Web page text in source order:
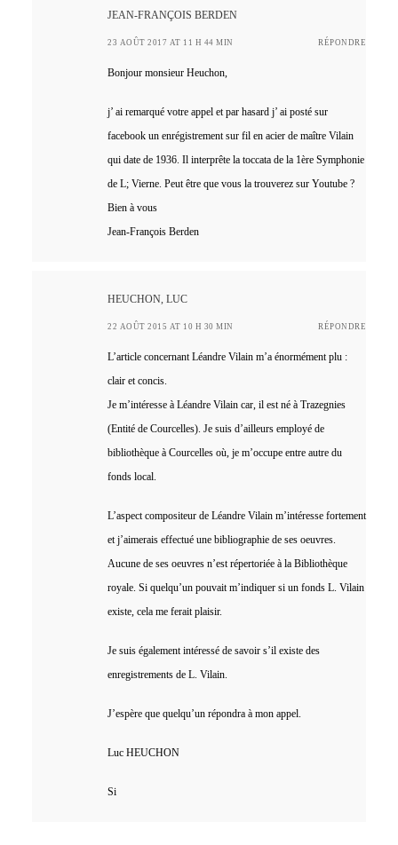
JEAN-FRANÇOIS BERDEN
23 AOÛT 2017 AT 11 H 44 MIN RÉPONDRE
Bonjour monsieur Heuchon,
j’ ai remarqué votre appel et par hasard j’ ai posté sur
facebook un enrégistrement sur fil en acier de maître Vilain
qui date de 1936. Il interprête la toccata de la 1ère Symphonie
de L; Vierne. Peut être que vous la trouverez sur Youtube ?
Bien à vous
Jean-François Berden
HEUCHON, LUC
22 AOÛT 2015 AT 10 H 30 MIN RÉPONDRE
L’article concernant Léandre Vilain m’a énormément plu :
clair et concis.
Je m’intéresse à Léandre Vilain car, il est né à Trazegnies
(Entité de Courcelles). Je suis d’ailleurs employé de
bibliothèque à Courcelles où, je m’occupe entre autre du
fonds local.
L’aspect compositeur de Léandre Vilain m’intéresse fortement
et j’aimerais effectué une bibliographie de ses oeuvres.
Aucune de ses oeuvres n’est répertoriée à la Bibliothèque
royale. Si quelqu’un pouvait m’indiquer si un fonds L. Vilain
existe, cela me ferait plaisir.
Je suis également intéressé de savoir s’il existe des
enregistrements de L. Vilain.
J’espère que quelqu’un répondra à mon appel.
Luc HEUCHON
Si